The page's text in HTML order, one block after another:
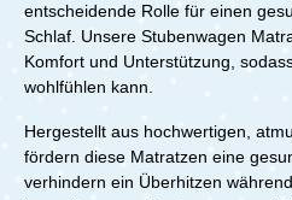
Zöllner Babymatratze Flow
entscheidende Rolle für einen
Schlaf. Unsere Stubenwagen
Komfort und Unterstützung,
wohlfühlen kann.
Hergestellt aus hochwertigen,
fördern diese Matratzen eine
verhindern ein Überhitzen